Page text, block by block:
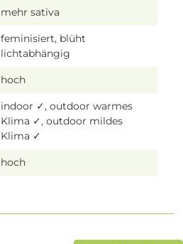
mehr sativa
feminisiert, blüht
lichtabhängig
hoch
indoor ✓, outdoor warmes
Klima ✓, outdoor mildes
Klima ✓
hoch